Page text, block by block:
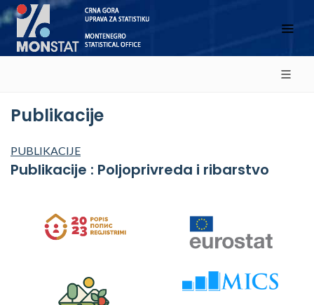
Publikacije
PUBLIKACIJE
Publikacije : Poljoprivreda i ribarstvo